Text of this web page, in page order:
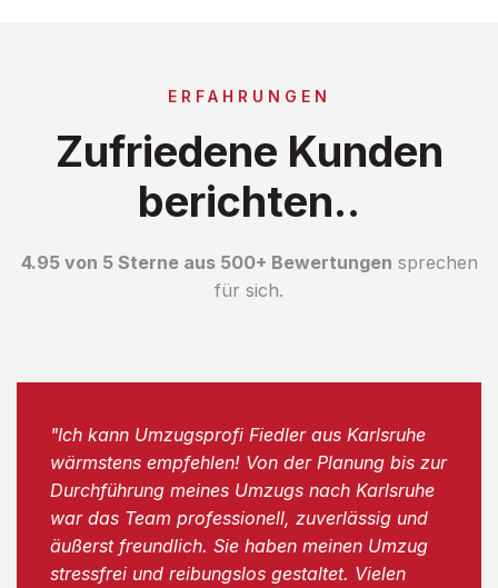
ERFAHRUNGEN
Zufriedene Kunden
berichten..
4.95 von 5 Sterne aus 500+ Bewertungen sprechen
für sich.
"Ich kann Umzugsprofi Fiedler aus Karlsruhe
wärmstens empfehlen! Von der Planung bis zur
Durchführung meines Umzugs nach Karlsruhe
war das Team professionell, zuverlässig und
äußerst freundlich. Sie haben meinen Umzug
stressfrei und reibungslos gestaltet. Vielen